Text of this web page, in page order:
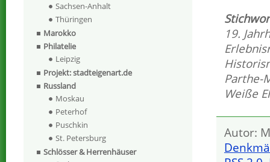
19.
Parthe-
Weiße
Autor:
Sachsen-Anhalt
Thüringen
Marokko
Philatelie
Leipzig
Projekt: stadteigenart.de
Russland
Moskau
Peterhof
Puschkin
St. Petersburg
Schlösser & Herrenhäuser